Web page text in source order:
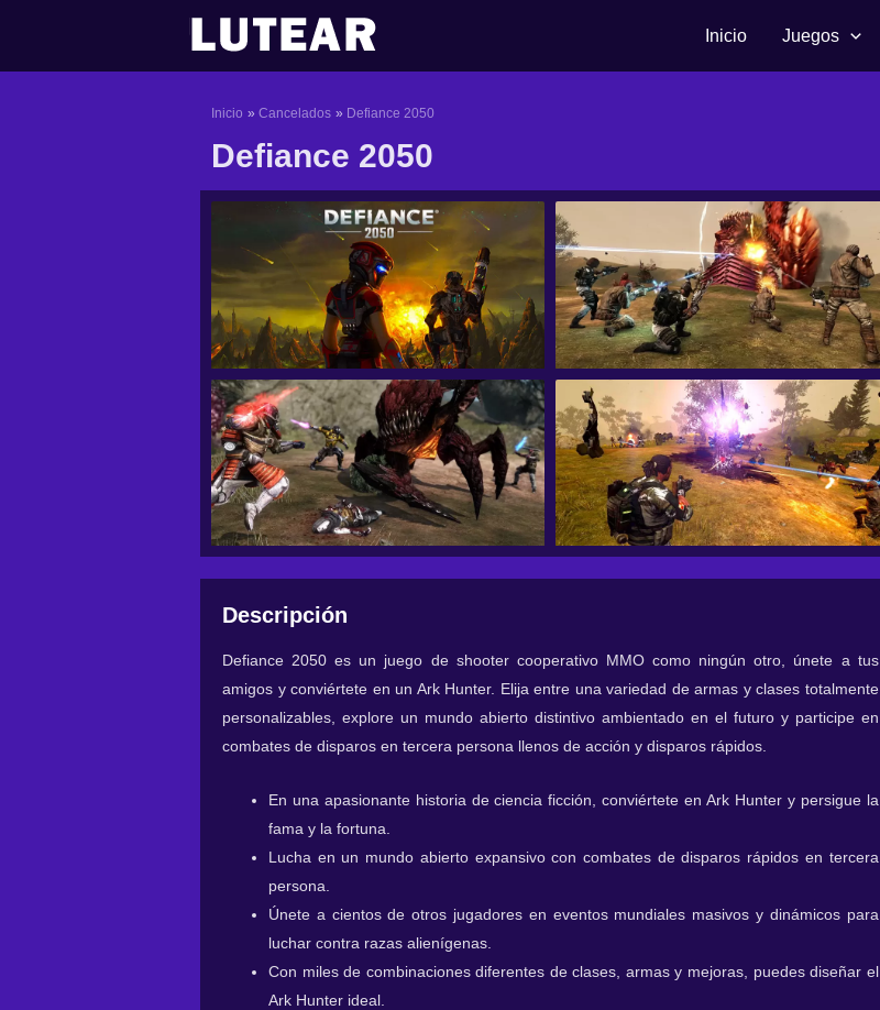
contenido
Inicio Juegos
Inicio Cancelados Defiance 2050
Defiance 2050
Descripción
Defiance 2050 es un juego de shooter cooperativo MMO como ningún otro, únete a tus
amigos y conviértete en un Ark Hunter. Elija entre una variedad de armas y clases totalmente
personalizables, explore un mundo abierto distintivo ambientado en el futuro y participe en
combates de disparos en tercera persona llenos de acción y disparos rápidos.
En una apasionante historia de ciencia ficción, conviértete en Ark Hunter y persigue la
fama y la fortuna.
Lucha en un mundo abierto expansivo con combates de disparos rápidos en tercera
persona.
Únete a cientos de otros jugadores en eventos mundiales masivos y dinámicos para
luchar contra razas alienígenas.
Con miles de combinaciones diferentes de clases, armas y mejoras, puedes diseñar el
Ark Hunter ideal.